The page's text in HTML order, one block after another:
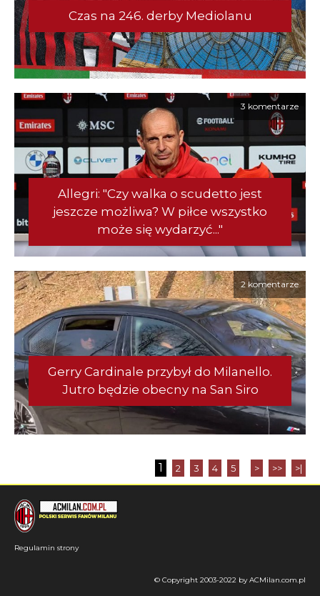
Czas na 246. derby Mediolanu
3 komentarze
Allegri: "Czy walka o scudetto jest
jeszcze możliwa? W piłce wszystko
może się wydarzyć..."
2 komentarze
Gerry Cardinale przybył do Milanello.
Jutro będzie obecny na San Siro
1 2 3 4 5 > >> >|
Regulamin strony
© Copyright 2003-2022 by ACMilan.com.pl